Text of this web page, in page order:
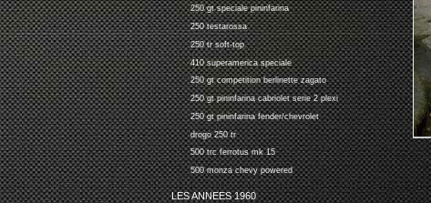
250 gt speciale pininfarina
250 testarossa
250 tr soft-top
410 superamerica speciale
250 gt competition berlinette zagato
250 gt pininfarina cabriolet serie 2 plexi
250 gt pininfarina fender/chevrolet
drogo 250 tr
500 trc ferrotus mk 15
500 monza chevy powered
LES ANNEES 1960